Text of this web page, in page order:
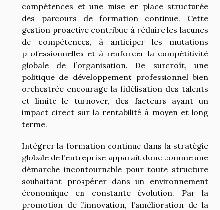
compétences et une mise en place structurée
des parcours de formation continue. Cette
gestion proactive contribue à réduire les lacunes
de compétences, à anticiper les mutations
professionnelles et à renforcer la compétitivité
globale de l’organisation. De surcroît, une
politique de développement professionnel bien
orchestrée encourage la fidélisation des talents
et limite le turnover, des facteurs ayant un
impact direct sur la rentabilité à moyen et long
terme.
Intégrer la formation continue dans la stratégie
globale de l’entreprise apparaît donc comme une
démarche incontournable pour toute structure
souhaitant prospérer dans un environnement
économique en constante évolution. Par la
promotion de l’innovation, l’amélioration de la